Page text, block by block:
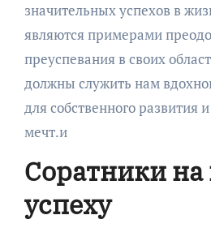
значительных успехов в
являются примерами
преуспевания в своих
должны служить нам
для собственного развития
мечт.и
Соратники на
успеху